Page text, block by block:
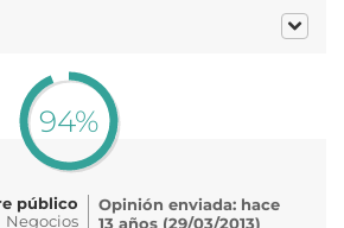
94%
público
Negocios
Opinión enviada: hace
13 años (29/03/2013)